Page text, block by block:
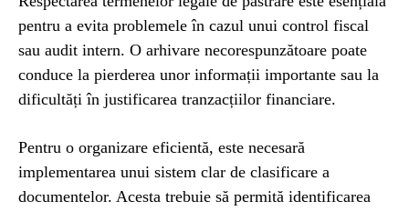
pentru a evita problemele în cazul unui control fiscal
sau audit intern. O arhivare necorespunzătoare poate
conduce la pierderea unor informații importante sau la
dificultăți în justificarea tranzacțiilor financiare.
Pentru o organizare eficientă, este necesară
implementarea unui sistem clar de clasificare a
documentelor. Acesta trebuie să permită identificarea